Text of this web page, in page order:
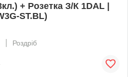
+ Розетка З/К 1DAL |
ST.BL)
Роздріб